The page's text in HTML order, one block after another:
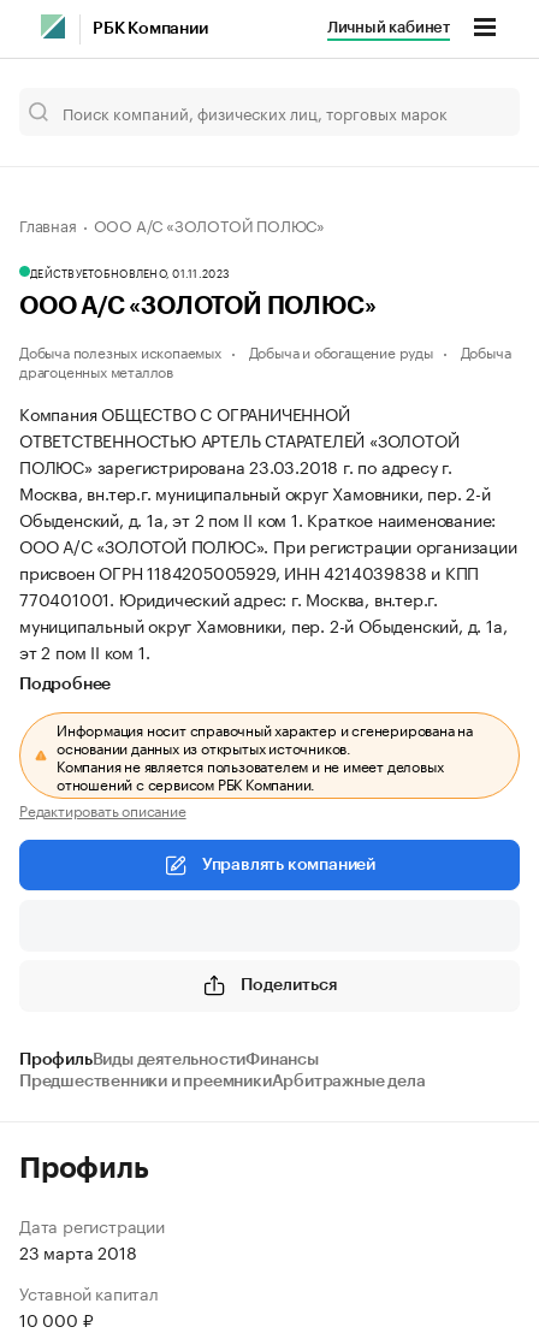
РБК Компании Личный кабинет
Главная ООО А/С «ЗОЛОТОЙ ПОЛЮС»
ДЕЙСТВУЕТОБНОВЛЕНО, 01.11.2023
ООО А/С «ЗОЛОТОЙ ПОЛЮС»
Добыча полезных ископаемых Добыча и обогащение руды
Добыча
драгоценных металлов
Компания ОБЩЕСТВО С ОГРАНИЧЕННОЙ
ОТВЕТСТВЕННОСТЬЮ АРТЕЛЬ СТАРАТЕЛЕЙ «ЗОЛОТОЙ
ПОЛЮС» зарегистрирована 23.03.2018 г. по адресу г.
Москва, вн.тер.г. муниципальный округ Хамовники, пер. 2-й
Обыденский, д. 1а, эт 2 пом II ком 1. Краткое наименование:
ООО А/С «ЗОЛОТОЙ ПОЛЮС». При регистрации организации
присвоен ОГРН 1184205005929, ИНН 4214039838 и КПП
770401001. Юридический адрес: г. Москва, вн.тер.г.
муниципальный округ Хамовники, пер. 2-й Обыденский, д. 1а,
эт 2 пом II ком 1.
Подробнее
Информация носит справочный характер и сгенерирована на
основании данных из открытых источников.
Компания не является пользователем и не имеет деловых
отношений с сервисом РБК Компании.
Редактировать описание
Управлять компанией
Поделиться
ПрофильВиды деятельностиФинансы
Предшественники и преемникиАрбитражные дела
Профиль
Дата регистрации
23 марта 2018
Уставной капитал
10 000 ₽